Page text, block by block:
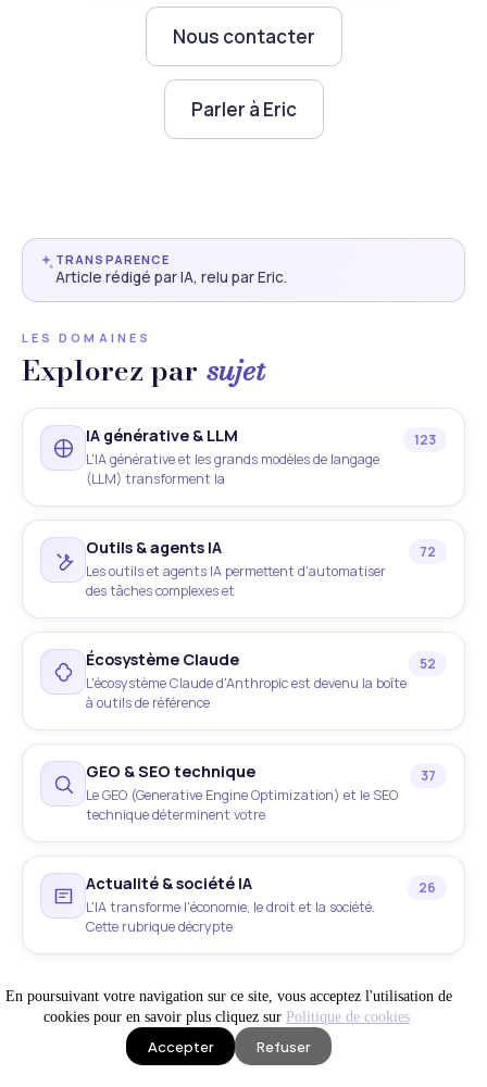
En poursuivant votre navigation sur ce site, vous acceptez l'utilisation de
cookies pour en savoir plus cliquez sur Politique de cookies
Accepter Refuser
Nous contacter
Parler à Eric
TRANSPARENCE
Article rédigé par IA, relu par Eric.
LES DOMAINES
Explorez par sujet
IA générative & LLM
L'IA générative et les grands modèles de langage
(LLM) transforment la
123
Outils & agents IA
Les outils et agents IA permettent d'automatiser
des tâches complexes et
72
Écosystème Claude
L'écosystème Claude d'Anthropic est devenu la boîte
à outils de référence
52
GEO & SEO technique
Le GEO (Generative Engine Optimization) et le SEO
technique déterminent votre
37
Actualité & société IA
L'IA transforme l'économie, le droit et la société.
Cette rubrique décrypte
26
IA locale & hardware
Faire tourner l'IA en local , sur un mini-PC, une
station
25
Site WEB visible